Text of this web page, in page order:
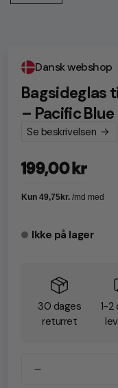
Dansk webshop
Bagsideglas
– Pacific Blue
Se beskrivelsen
Normalpris
199,00 kr
Ikke på lager
30 dages
returret
1-2